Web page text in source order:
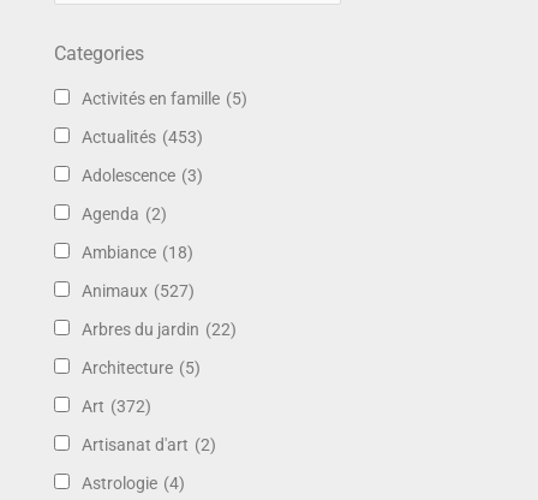
Categories
Activités en famille (5)
Actualités (453)
Adolescence (3)
Agenda (2)
Ambiance (18)
Animaux (527)
Arbres du jardin (22)
Architecture (5)
Art (372)
Artisanat d'art (2)
Astrologie (4)